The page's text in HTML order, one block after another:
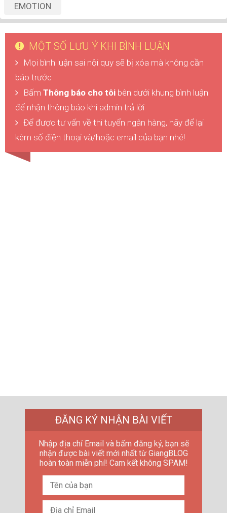
EMOTION
MỘT SỐ LƯU Ý KHI BÌNH LUẬN
Mọi bình luận sai nội quy sẽ bị xóa mà không cần
báo trước
Bấm Thông báo cho tôi bên dưới khung bình luận
để nhận thông báo khi admin trả lời
Để được tư vấn về thi tuyển ngân hàng, hãy để lại
kèm số điện thoại và/hoặc email của bạn nhé!
ĐĂNG KÝ NHẬN BÀI VIẾT
Nhập địa chỉ Email và bấm đăng ký, bạn sẽ
nhận được bài viết mới nhất từ GiangBLOG
hoàn toàn miễn phí! Cam kết không SPAM!